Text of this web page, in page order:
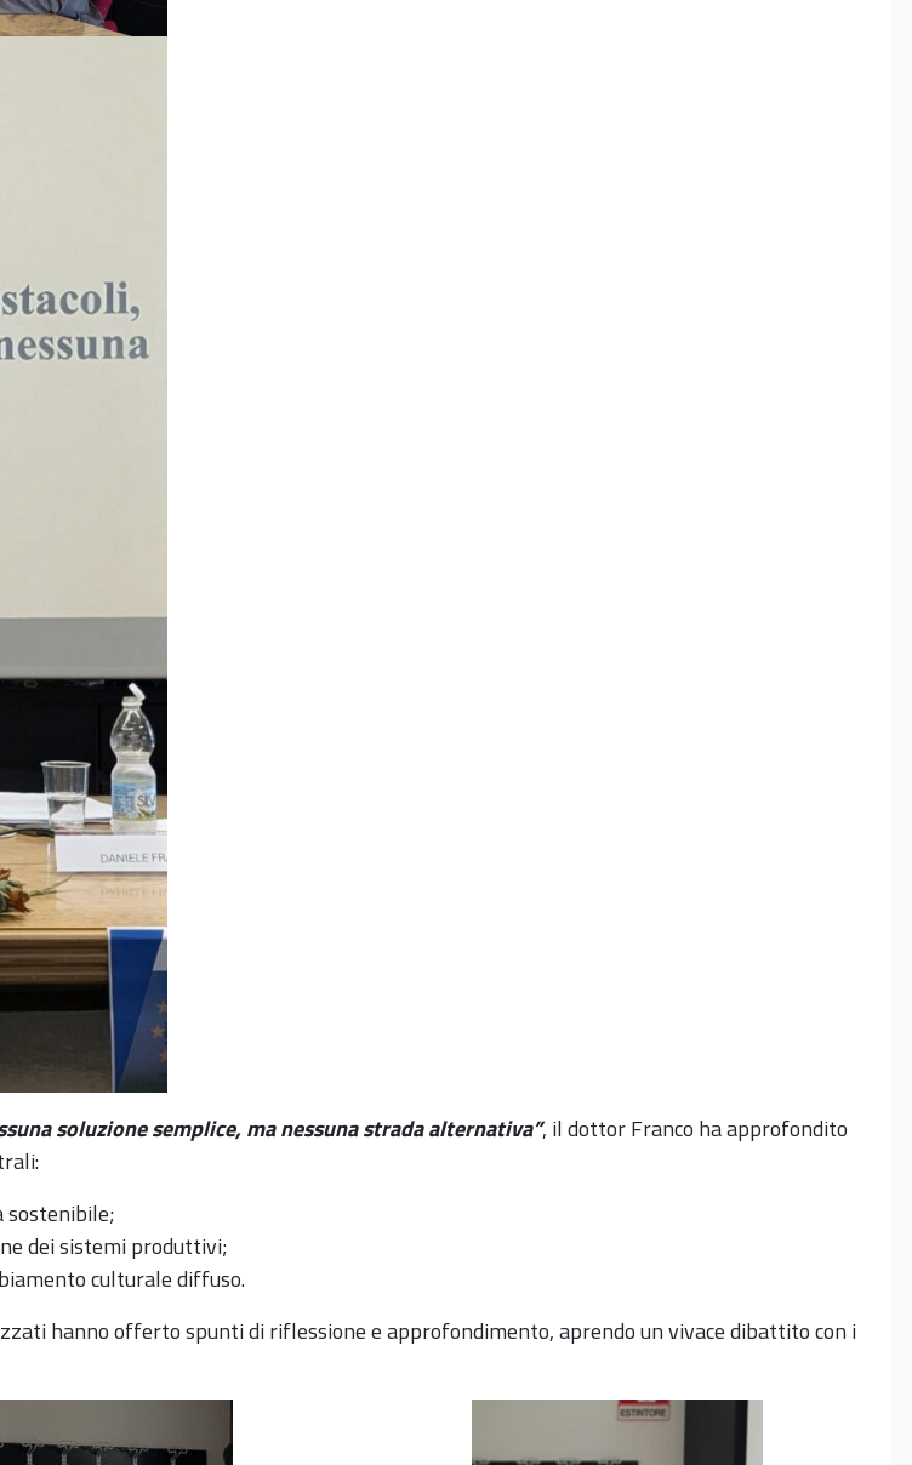
soluzione semplice, ma nessuna strada alternativa”, il dottor Franco ha approfondito
sostenibile;
dei sistemi produttivi;
culturale diffuso.
hanno offerto spunti di riflessione e approfondimento, aprendo un vivace dibattito con i